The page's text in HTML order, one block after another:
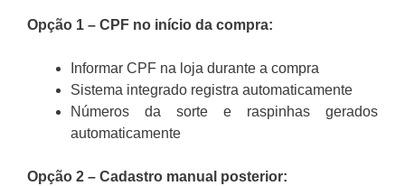
Opção 1 – CPF no início da compra:
Informar CPF na loja durante a compra
Sistema integrado registra automaticamente
Números da sorte e raspinhas gerados
automaticamente
Opção 2 – Cadastro manual posterior: